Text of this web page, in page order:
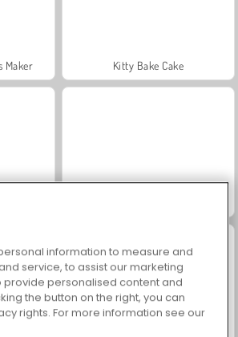
Maker Kitty Bake Cake
information to measure and
service, to assist our marketing
personalised content and
the button on the right, you can
rights. For more information see our